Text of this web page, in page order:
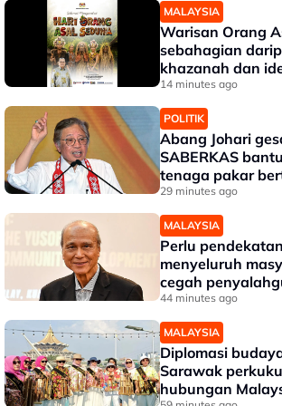
MALAYSIA
Warisan Orang
sebahagian
khazanah dan
Malaysia - Aaron
14 minutes ago
POLITIK
Abang Johari
SABERKAS bantu lahir
tenaga pakar
29 minutes ago
MALAYSIA
Perlu pendekatan
menyeluruh
cegah
dadah dalam
kanak-kanak -
Thye
44 minutes ago
MALAYSIA
Diplomasi
Sarawak
hubungan